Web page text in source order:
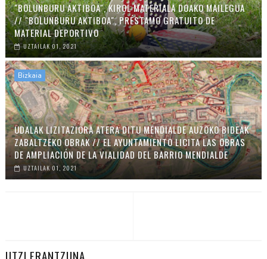
"BOLUNBURU AKTIBOA", KIROL MATERIALA DOAKO MAILEGUA
// "BOLUNBURU AKTIBOA", PRÉSTAMO GRATUITO DE
MATERIAL DEPORTIVO
UZTAILAK 01, 2021
Bizkaia
UDALAK LIZITAZIORA ATERA DITU MENDIALDE AUZOKO BIDEAK
ZABALTZEKO OBRAK // EL AYUNTAMIENTO LICITA LAS OBRAS
DE AMPLIACIÓN DE LA VIALIDAD DEL BARRIO MENDIALDE
UZTAILAK 01, 2021
UTZI ERANTZUNA